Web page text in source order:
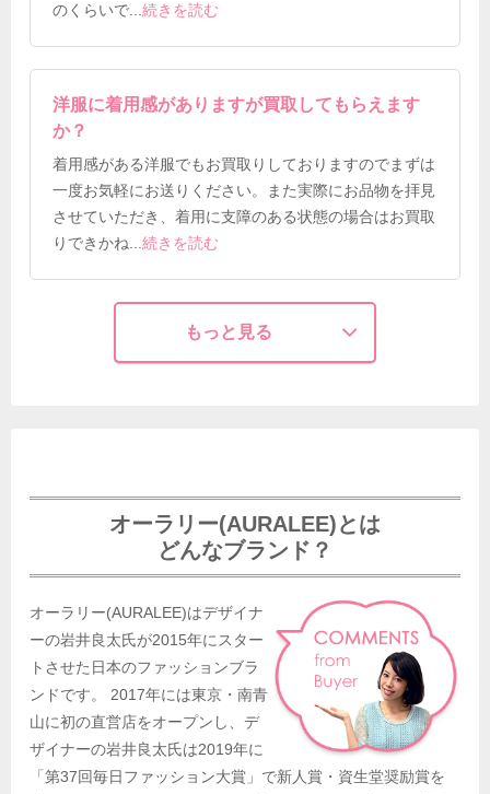
のくらいで ...続きを読む
洋服に着用感がありますが買取してもらえます
か？
着用感がある洋服でもお買取りしておりますのでまずは
一度お気軽にお送りください。また実際にお品物を拝見
させていただき、着用に支障のある状態の場合はお買取
りできかね ...続きを読む
もっと見る
オーラリー(AURALEE)とは
どんなブランド？
オーラリー(AURALEE)はデザイナ
ーの岩井良太氏が2015年にスター
トさせた日本のファッションブラ
ンドです。 2017年には東京・南青
山に初の直営店をオープンし、デ
ザイナーの岩井良太氏は2019年に
「第37回毎日ファッション大賞」で新人賞・資生堂奨励賞を